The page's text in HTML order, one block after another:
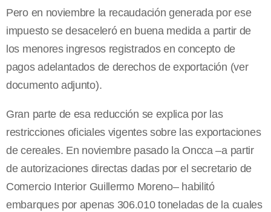
Pero en noviembre la recaudación generada por ese
impuesto se desaceleró en buena medida a partir de
los menores ingresos registrados en concepto de
pagos adelantados de derechos de exportación (ver
documento adjunto).
Gran parte de esa reducción se explica por las
restricciones oficiales vigentes sobre las exportaciones
de cereales. En noviembre pasado la Oncca –a partir
de autorizaciones directas dadas por el secretario de
Comercio Interior Guillermo Moreno– habilitó
embarques por apenas 306.010 toneladas de la cuales